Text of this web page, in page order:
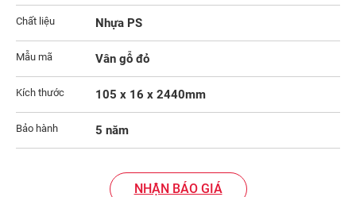
Chất liệu Nhựa PS
Mẫu mã Vân gỗ đỏ
Kích thước 105 x 16 x 2440mm
Bảo hành 5 năm
NHẬN BÁO GIÁ